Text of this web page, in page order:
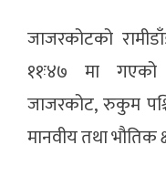
जाजरकोटको
११ः४७ मा गएको
जाजरकोट, रुकुम
मानवीय तथा भौतिक